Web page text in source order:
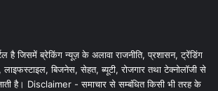
है जिसमें ब्रेकिंग न्यूज़ के अलावा राजनीति, प्रशासन, ट्रेंडिंग
बिजनेस, सेहत, ब्यूटी, रोजगार तथा टेक्नोलॉजी से
है। Disclaimer - समाचार से सम्बंधित किसी भी तरह के